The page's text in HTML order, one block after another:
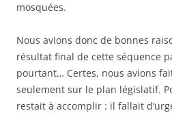
mosquées.
Nous avions donc de bonnes
résultat final de cette séquence
pourtant… Certes, nous avions
seulement sur le plan législatif.
restait à accomplir : il fallait